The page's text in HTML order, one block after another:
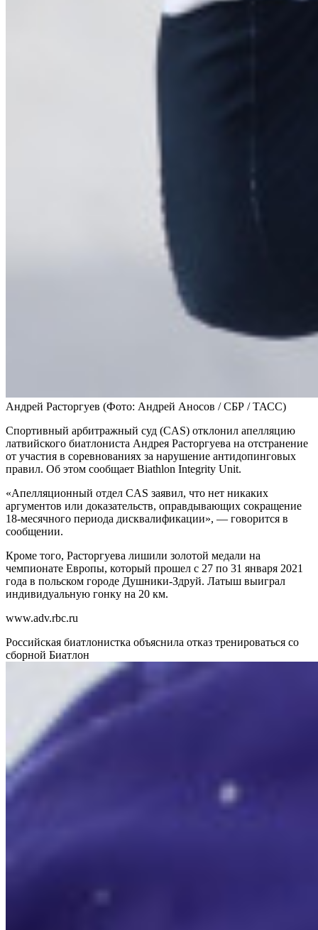
Андрей Расторгуев (Фото: Андрей Аносов / СБР / ТАСС)
Спортивный арбитражный суд (CAS) отклонил апелляцию
латвийского биатлониста Андрея Расторгуева на отстранение
от участия в соревнованиях за нарушение антидопинговых
правил. Об этом сообщает Biathlon Integrity Unit.
«Апелляционный отдел CAS заявил, что нет никаких
аргументов или доказательств, оправдывающих сокращение
18-месячного периода дисквалификации», — говорится в
сообщении.
Кроме того, Расторгуева лишили золотой медали на
чемпионате Европы, который прошел с 27 по 31 января 2021
года в польском городе Душники-Здруй. Латыш выиграл
индивидуальную гонку на 20 км.
www.adv.rbc.ru
Российская биатлонистка объяснила отказ тренироваться со
сборной Биатлон